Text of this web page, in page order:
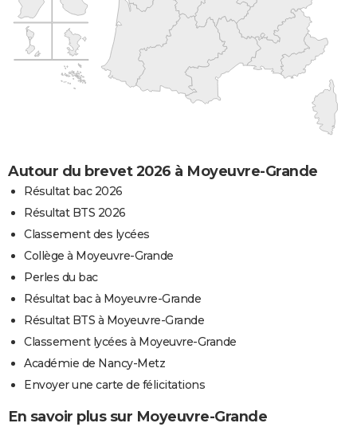
Autour du brevet 2026 à Moyeuvre-Grande
Résultat bac 2026
Résultat BTS 2026
Classement des lycées
Collège à Moyeuvre-Grande
Perles du bac
Résultat bac à Moyeuvre-Grande
Résultat BTS à Moyeuvre-Grande
Classement lycées à Moyeuvre-Grande
Académie de Nancy-Metz
Envoyer une carte de félicitations
En savoir plus sur Moyeuvre-Grande